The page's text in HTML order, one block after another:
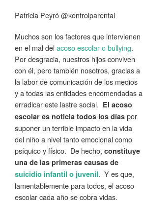
Patricia Peyró @kontrolparental
Muchos son los factores que intervienen
en el mal delacoso escolar o bullying.
Por desgracia, nuestros hijos conviven
con él, pero también nosotros, gracias a
la labor de comunicación de los medios
y a todas las entidades encomendadas a
erradicar este lastre social. El acoso
escolar es noticia todos los días por
suponer un terrible impacto en la vida
del niño a nivel tanto emocional como
psíquico y físico. De hecho, constituye
una de las primeras causas de
suicidio infantil o juvenil. Y es que,
lamentablemente para todos, el acoso
escolar cada año se cobra vidas.